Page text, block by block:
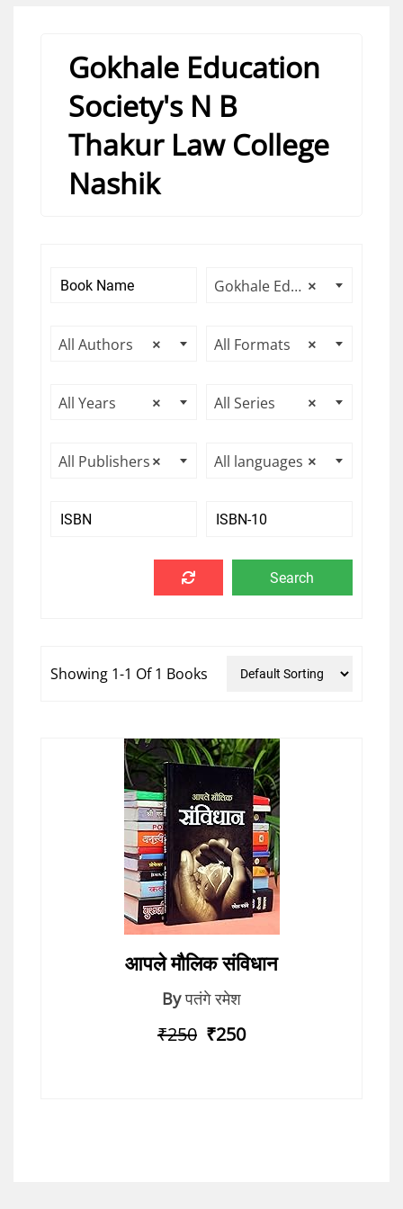
Gokhale Education
Society's N B
Thakur Law College
Nashik
×
Gokhale Education Society's N B Thakur Law College Nashik
×
All Authors ×
All Formats
×
All Years ×
All Series
×
All Publishers ×
All languages
Showing 1-1 Of 1 Books
आपले मौलिक संविधान
By पतंगे रमेश
₹250 ₹250